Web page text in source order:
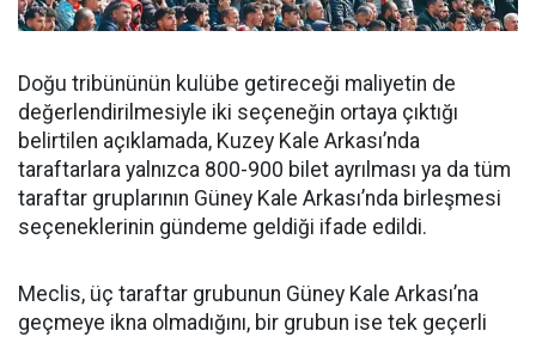
Doğu tribününün kulübe getireceği maliyetin de
değerlendirilmesiyle iki seçeneğin ortaya çıktığı
belirtilen açıklamada, Kuzey Kale Arkası’nda
taraftarlara yalnızca 800-900 bilet ayrılması ya da tüm
taraftar gruplarının Güney Kale Arkası’nda birleşmesi
seçeneklerinin gündeme geldiği ifade edildi.
Meclis, üç taraftar grubunun Güney Kale Arkası’na
geçmeye ikna olmadığını, bir grubun ise tek geçerli